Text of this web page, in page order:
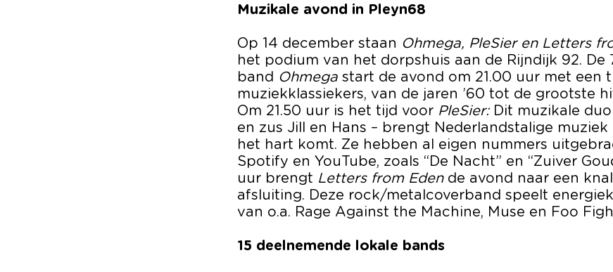
Muzikale avond in Pleyn68
Op 14 december staan Ohmega, PleSier en Letters
het podium van het dorpshuis aan de Rijndijk 92. De
band Ohmega start de avond om 21.00 uur met een
muziekklassiekers, van de jaren ’60 tot de grootste
Om 21.50 uur is het tijd voor PleSier:Dit muzikale
en zus Jill en Hans – brengt Nederlandstalige
het hart komt. Ze hebben al eigen nummers
Spotify en YouTube, zoals “De Nacht” en “Zuiver
uur brengt Letters from Eden de avond naar een
afsluiting. Deze rock/metalcoverband speelt
van o.a. Rage Against the Machine, Muse en Foo
15 deelnemende lokale bands